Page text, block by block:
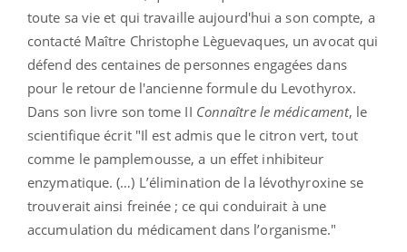
toute sa vie et qui travaille aujourd'hui a son compte, a
contacté Maître Christophe Lèguevaques, un avocat qui
défend des centaines de personnes engagées dans
pour le retour de l'ancienne formule du Levothyrox.
Dans son livre son tome II Connaître le médicament, le
scientifique écrit "Il est admis que le citron vert, tout
comme le pamplemousse, a un effet inhibiteur
enzymatique. (…) L’élimination de la lévothyroxine se
trouverait ainsi freinée ; ce qui conduirait à une
accumulation du médicament dans l’organisme."